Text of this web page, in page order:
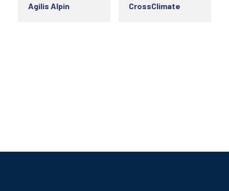
Agilis Alpin
CrossClimate